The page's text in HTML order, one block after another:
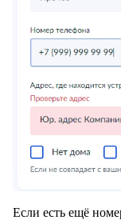
Если есть ещё